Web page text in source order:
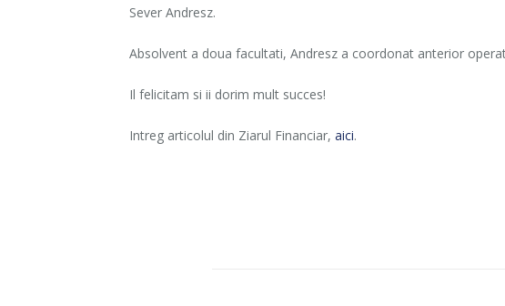
Sever Andresz.
Absolvent a doua facultati, Andresz a coordonat anterior
Il felicitam si ii dorim mult succes!
Intreg articolul din Ziarul Financiar, aici.